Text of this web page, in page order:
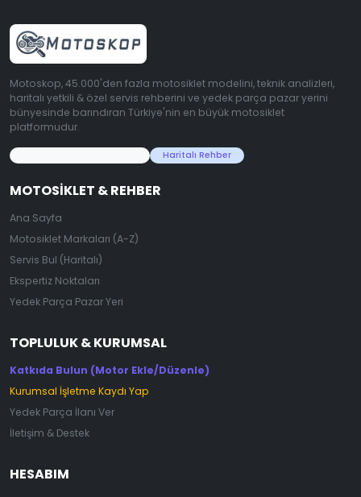
Motoskop, 45.000'den fazla motosiklet modelini, teknik analizleri,
haritalı yetkili & özel servis rehberini ve yedek parça pazar yerini
bünyesinde barındıran Türkiye'nin en büyük motosiklet
platformudur.
Haritalı Rehber
MOTOSIKLET & REHBER
Ana Sayfa
Motosiklet Markaları (A-Z)
Servis Bul (Haritalı)
Ekspertiz Noktaları
Yedek Parça Pazar Yeri
TOPLULUK & KURUMSAL
Katkıda Bulun (Motor Ekle/Düzenle)
Kurumsal İşletme Kaydı Yap
Yedek Parça İlanı Ver
İletişim & Destek
HESABIM